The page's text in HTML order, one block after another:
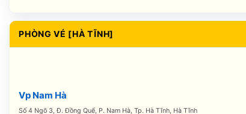
PHÒNG VÉ [HÀ TĨNH]
Vp Nam Hà
Số 4 Ngõ 3, Đ. Đồng Quế, P. Nam Hà, Tp. Hà Tĩnh, Hà Tĩnh